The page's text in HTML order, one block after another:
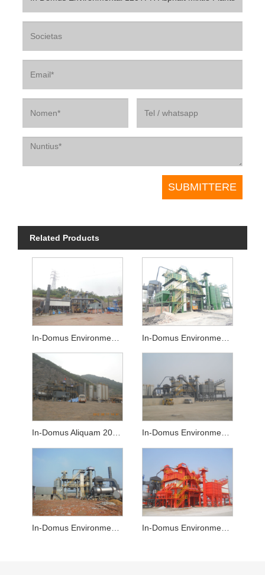
Related Products
In-Domus Environmental 160TPH Asphalt Mixtio Planta
In-Domus Aliquam 200TPH Asphalt Mixtio Planta In-Domus Environmental 240TPH Asphalt Mixtio Planta
In-Domus Environmental 260TPH Asphalt Mixtio Planta In-Domus Environmental 280TPH Asphalt Mixtio Planta